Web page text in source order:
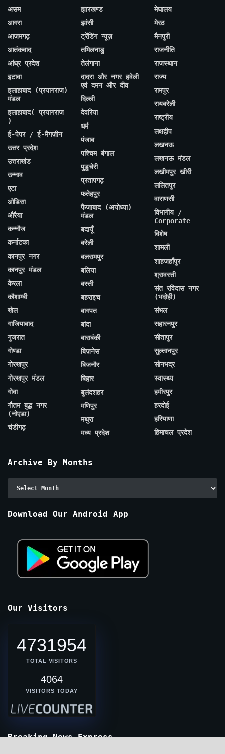
असम
आगरा
आजमगढ़
आतंकवाद
आंध्र प्रदेश
इटावा
इलाहाबाद (प्रयागराज)
मंडल
इलाहाबाद( प्रयागराज
)
ई-पेपर / ई-मैगज़ीन
उत्तर प्रदेश
उत्तराखंड
उन्नाव
एटा
ओडिसा
औरैया
कन्नौज
कर्नाटका
कानपुर नगर
कानपुर मंडल
केरला
कौशाम्बी
खेल
गाजियाबाद
गुजरात
गोण्डा
गोरखपुर
गोरखपुर मंडल
गोवा
गौतम बुद्ध नगर
(नोएडा)
चंडीगढ़
झारखण्ड
झांसी
ट्रेंडिंग न्यूज़
तमिलनाडु
तेलंगाना
दादरा और नगर हवेली
एवं दमन और दीव
दिल्ली
देवरिया
धर्म
पंजाब
पश्चिम बंगाल
पुडुचेरी
प्रतापगढ़
फतेहपुर
फैजाबाद (अयोध्या)
मंडल
बदायूँ
बरेली
बलरामपुर
बलिया
बस्ती
बहराइच
बागपत
बांदा
बाराबंकी
बिज़नेस
बिजनौर
बिहार
बुलंदशहर
मणिपुर
मथुरा
मध्य प्रदेश
मेघालय
मेरठ
मैनपुरी
राजनीति
राजस्थान
राज्य
रामपुर
रायबरेली
राष्ट्रीय
लक्षद्वीप
लखनऊ
लखनऊ मंडल
लखीमपुर खीरी
ललितपुर
वाराणसी
विभागीय /
Corporate
विशेष
शामली
शाहजहाँपुर
श्रावस्ती
संत रविदास नगर
(भदोही)
संभल
सहारनपुर
सीतापुर
सुल्तानपुर
सोनभद्र
स्वास्थ्य
हमीरपुर
हरदोई
हरियाणा
हिमाचल प्रदेश
Archive By Months
Download Our Android App
Our Visitors
4731954
TOTAL VISITORS
4064
VISITORS TODAY
Breaking News Express